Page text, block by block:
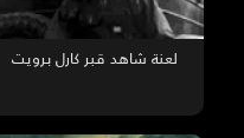
لعنة شاهد قبر كارل برويت